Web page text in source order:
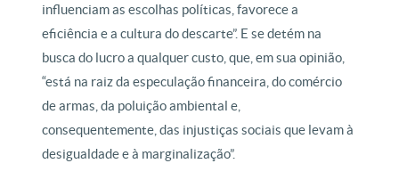
influenciam as escolhas políticas, favorece a
eficiência e a cultura do descarte”. E se detém na
busca do lucro a qualquer custo, que, em sua opinião,
“está na raiz da especulação financeira, do comércio
de armas, da poluição ambiental e,
consequentemente, das injustiças sociais que levam à
desigualdade e à marginalização”.